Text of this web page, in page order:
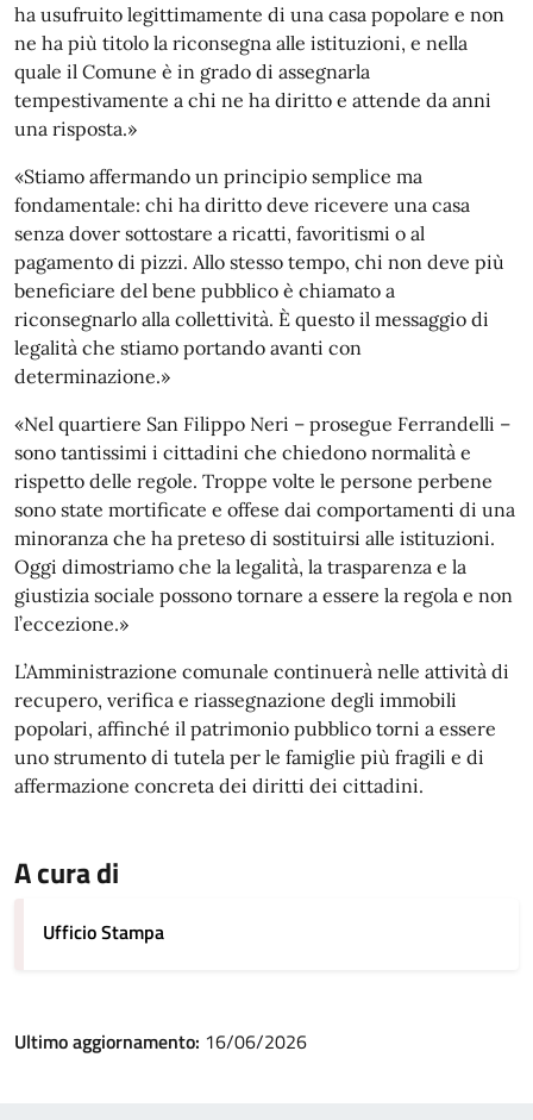
ha usufruito legittimamente di una casa popolare e non
ne ha più titolo la riconsegna alle istituzioni, e nella
quale il Comune è in grado di assegnarla
tempestivamente a chi ne ha diritto e attende da anni
una risposta.»
«Stiamo affermando un principio semplice ma
fondamentale: chi ha diritto deve ricevere una casa
senza dover sottostare a ricatti, favoritismi o al
pagamento di pizzi. Allo stesso tempo, chi non deve più
beneficiare del bene pubblico è chiamato a
riconsegnarlo alla collettività. È questo il messaggio di
legalità che stiamo portando avanti con
determinazione.»
«Nel quartiere San Filippo Neri – prosegue Ferrandelli –
sono tantissimi i cittadini che chiedono normalità e
rispetto delle regole. Troppe volte le persone perbene
sono state mortificate e offese dai comportamenti di una
minoranza che ha preteso di sostituirsi alle istituzioni.
Oggi dimostriamo che la legalità, la trasparenza e la
giustizia sociale possono tornare a essere la regola e non
l’eccezione.»
L’Amministrazione comunale continuerà nelle attività di
recupero, verifica e riassegnazione degli immobili
popolari, affinché il patrimonio pubblico torni a essere
uno strumento di tutela per le famiglie più fragili e di
affermazione concreta dei diritti dei cittadini.
A cura di
Ufficio Stampa
Ultimo aggiornamento: 16/06/2026